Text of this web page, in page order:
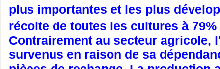
plus importantes et les plus
récolte de toutes les cultures à
Contrairement au secteur agricole,
survenus en raison de sa